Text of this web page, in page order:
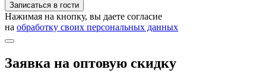
Записаться в гости
Нажимая на кнопку, вы даете согласие
на обработку своих персональных данных
Заявка на оптовую скидку